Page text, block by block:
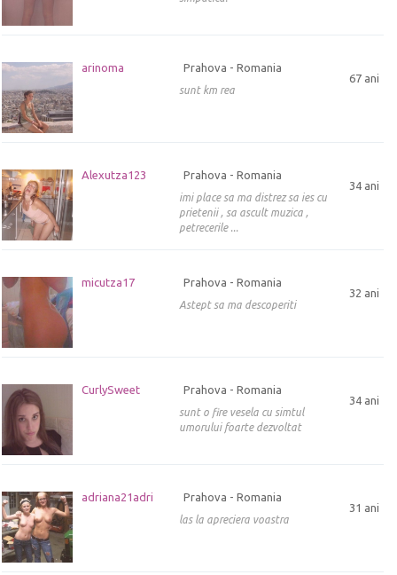
arinoma
67 ani
Prahova - Romania
sunt km rea
Alexutza123
34 ani
Prahova - Romania
imi place sa ma distrez sa ies cu
prietenii , sa ascult muzica ,
petrecerile ...
micutza17
32 ani
Prahova - Romania
Astept sa ma descoperiti
CurlySweet
34 ani
Prahova - Romania
sunt o fire vesela cu simtul
umorului foarte dezvoltat
adriana21adri
31 ani
Prahova - Romania
las la apreciera voastra